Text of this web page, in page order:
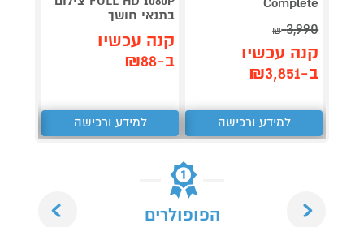
3,990
₪
קנה עכשיו
ב-₪3,851
למידע ורכישה
בתנאי חושך
קנה עכשיו
ב-₪88
למידע ורכישה
הפופולרים